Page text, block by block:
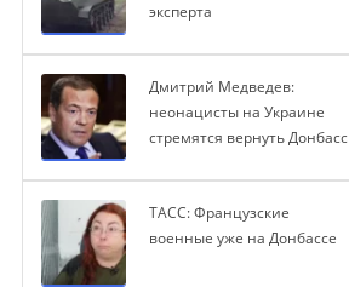
эксперта
Дмитрий Медведев:
неонацисты на Украине
стремятся вернуть Донбасс
ТАСС: Французские
военные уже на Донбассе